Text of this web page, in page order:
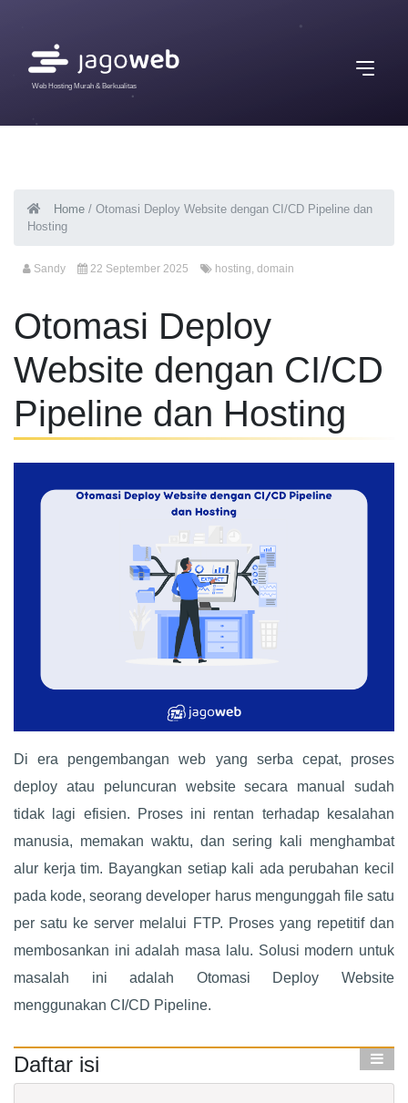
Web Hosting Murah & Berkualitas
Home / Otomasi Deploy Website dengan CI/CD Pipeline dan
Hosting
Sandy 22 September 2025 hosting, domain
Otomasi Deploy
Website dengan CI/CD
Pipeline dan Hosting
Di era pengembangan web yang serba cepat, proses
deploy atau peluncuran website secara manual sudah
tidak lagi efisien. Proses ini rentan terhadap kesalahan
manusia, memakan waktu, dan sering kali menghambat
alur kerja tim. Bayangkan setiap kali ada perubahan kecil
pada kode, seorang developer harus mengunggah file satu
per satu ke server melalui FTP. Proses yang repetitif dan
membosankan ini adalah masa lalu. Solusi modern untuk
masalah ini adalah Otomasi Deploy Website
menggunakan CI/CD Pipeline.
Daftar isi